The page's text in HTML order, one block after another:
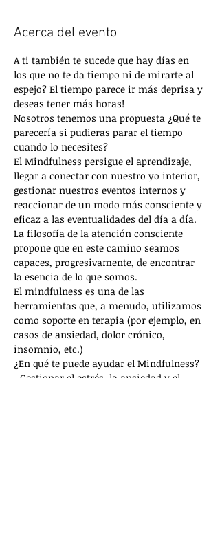
Acerca del evento
A ti también te sucede que hay días en
los que no te da tiempo ni de mirarte al
espejo? El tiempo parece ir más deprisa y
Nosotros tenemos una propuesta ¿Qué te
parecería si pudieras parar el tiempo
El Mindfulness persigue el aprendizaje,
llegar a conectar con nuestro yo interior,
gestionar nuestros eventos internos y
reaccionar de un modo más consciente y
eficaz a las eventualidades del día a día.
La filosofía de la atención consciente
propone que en este camino seamos
capaces, progresivamente, de encontrar
El mindfulness es una de las
herramientas que, a menudo, utilizamos
como soporte en terapia (por ejemplo, en
casos de ansiedad, dolor crónico,
- Gestionar el estrés, la ansiedad y el